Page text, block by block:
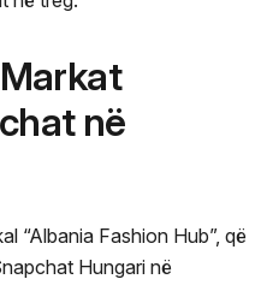
në
“Albania Fashion Hub”, që
Hungari në